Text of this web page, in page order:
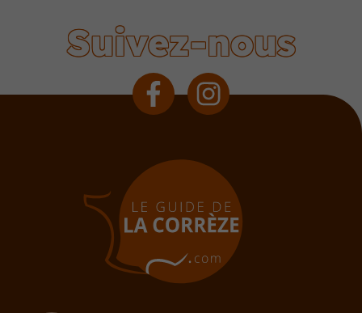
Suivez-nous